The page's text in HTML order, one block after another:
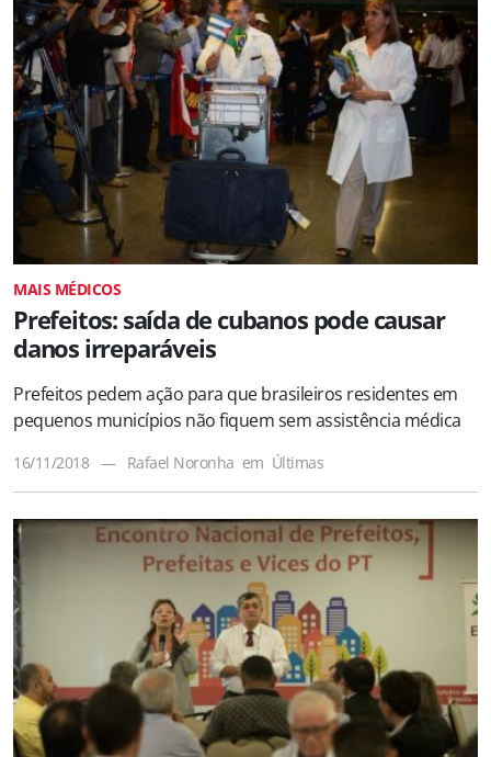
MAIS MÉDICOS
Prefeitos: saída de cubanos pode causar
danos irreparáveis
Prefeitos pedem ação para que brasileiros residentes em
pequenos municípios não fiquem sem assistência médica
16/11/2018 — Rafael Noronha em Últimas